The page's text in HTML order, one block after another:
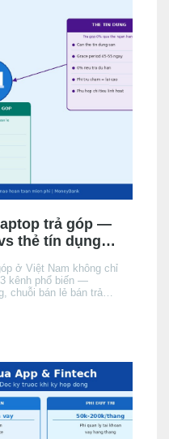
trả góp —
thẻ tín dụng:
ở Việt Nam không chỉ
kênh phổ biến —
chuỗi bán lẻ bán trả